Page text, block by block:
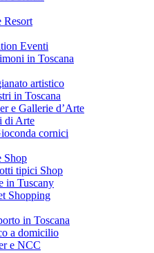
Resort
Eventi
in Toscana
artistico
in Toscana
e Gallerie d’Arte
di Arte
cornici
Shop
tipici Shop
in Tuscany
Shopping
in Toscana
a domicilio
e NCC